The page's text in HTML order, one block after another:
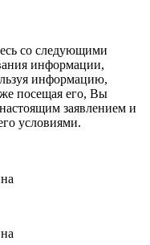
со следующими
информации,
информацию,
посещая его, Вы
заявлением и
условиями.